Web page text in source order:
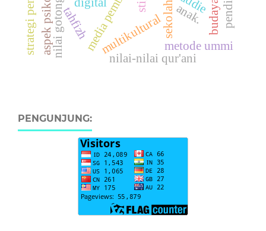
sekolah
multikultural
nilai-nilai qur'ani
metode ummi
tahfizh budaya
anak.
PENGUNJUNG: